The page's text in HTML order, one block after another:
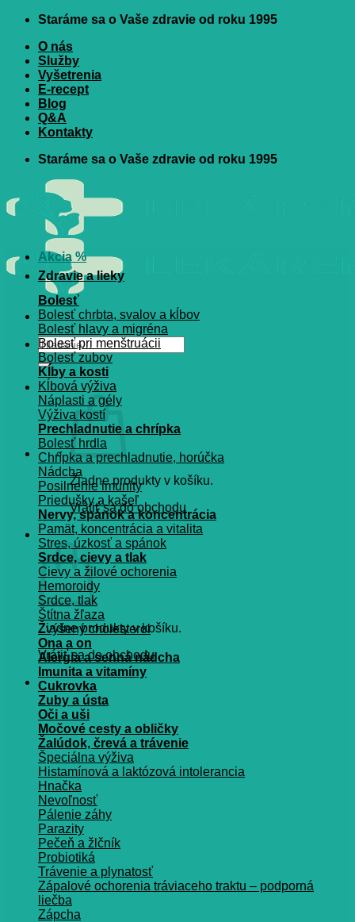
Skip
content
Staráme sa o Vaše zdravie od roku 1995
O nás
Služby
Vyšetrenia
E-recept
Blog
Q&A
Kontakty
Staráme sa o Vaše zdravie od roku 1995
Hľadať:
Žiadne produkty v košíku.
Vrátiť sa do obchodu
Košík
Žiadne produkty v košíku.
Vrátiť sa do obchodu
Akcia %
Zdravie a lieky
Bolesť
Bolesť chrbta, svalov a kĺbov
Bolesť hlavy a migréna
Bolesť pri menštruácii
Bolesť zubov
Kĺby a kosti
Kĺbová výživa
Náplasti a gély
Výživa kostí
Prechladnutie a chrípka
Bolesť hrdla
Chrípka a prechladnutie, horúčka
Nádcha
Posilnenie imunity
Priedušky a kašeľ
Nervy, spánok a koncentrácia
Pamät, koncentrácia a vitalita
Stres, úzkosť a spánok
Srdce, cievy a tlak
Cievy a žilové ochorenia
Hemoroidy
Srdce, tlak
Štítna žľaza
Zvýšený cholesterol
Ona a on
Alergia a senná nádcha
Imunita a vitamíny
Cukrovka
Zuby a ústa
Oči a uši
Močové cesty a obličky
Žalúdok, črevá a trávenie
Špeciálna výživa
Histamínová a laktózová intolerancia
Hnačka
Nevoľnosť
Pálenie záhy
Parazity
Pečeň a žlčník
Probiotiká
Trávenie a plynatosť
Zápalové ochorenia tráviaceho traktu – podporná
liečba
Zápcha